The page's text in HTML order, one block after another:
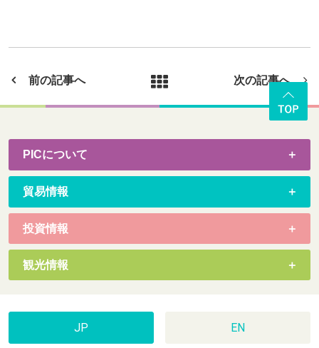
前の記事へ 次の記事へ
PICについて
貿易情報
投資情報
観光情報
JP EN